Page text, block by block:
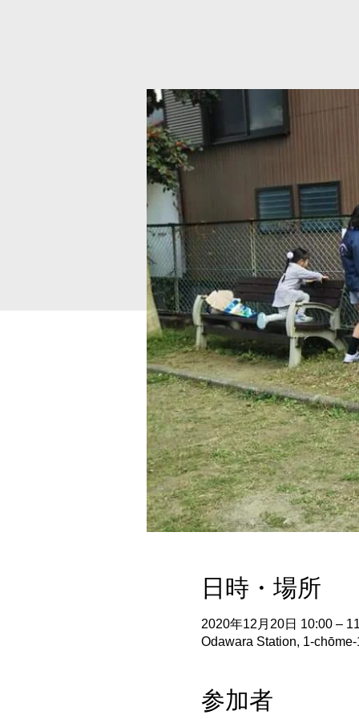
日時・場所
2020年12月20日 10:00 –
Odawara Station, 1-
参加者